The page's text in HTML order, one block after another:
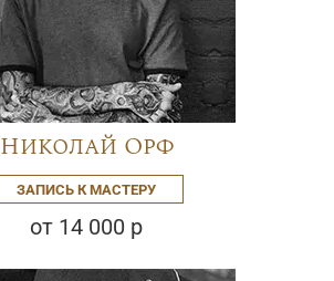
Николай Орф
ЗАПИСЬ К МАСТЕРУ
от 14 000 р